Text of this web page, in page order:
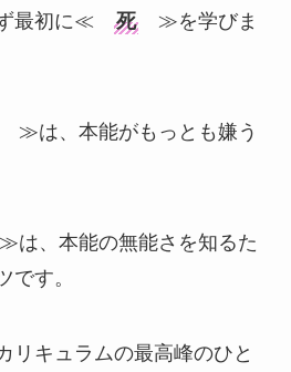
最初に≪ 死≫を学びま
は、本能がもっとも嫌う
、本能の無能さを知るた
です。
キュラムの最高峰のひと